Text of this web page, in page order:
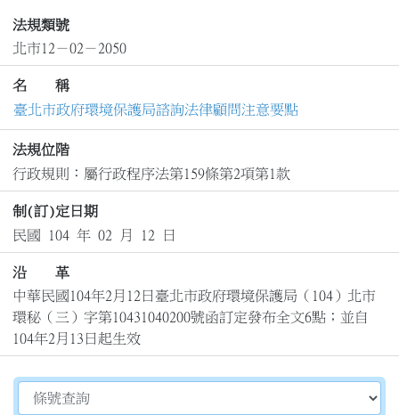
法規類號
北市12－02－2050
名 稱
臺北市政府環境保護局諮詢法律顧問注意要點
法規位階
行政規則：屬行政程序法第159條第2項第1款
制(訂)定日期
民國 104 年 02 月 12 日
沿 革
中華民國104年2月12日臺北市政府環境保護局（104）北市
環秘（三）字第10431040200號函訂定發布全文6點；並自
104年2月13日起生效
切換選擇法規資訊內容